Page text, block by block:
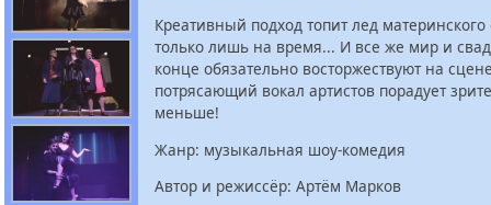
Креативный подход топит лед
только лишь на время... И все же мир и
конце обязательно восторжествуют на
потрясающий вокал артистов порадует
меньше!
Жанр: музыкальная шоу-комедия
Автор и режиссёр: Артём Марков